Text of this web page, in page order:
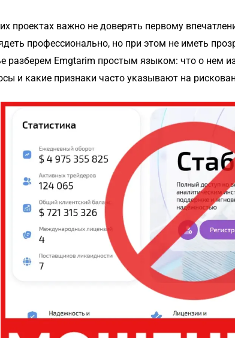
проектах важно не доверять первому
профессионально, но при этом не иметь
разберем Emgtarim простым языком: что о нем
и какие признаки часто указывают на